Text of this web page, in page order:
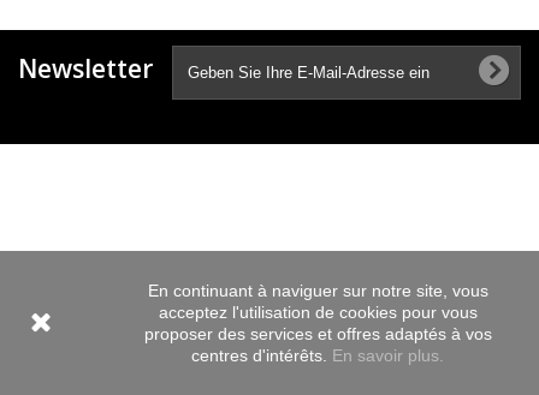
Newsletter
En continuant à naviguer sur notre site, vous
acceptez l'utilisation de cookies pour vous
proposer des services et offres adaptés à vos
centres d'intérêts. En savoir plus.